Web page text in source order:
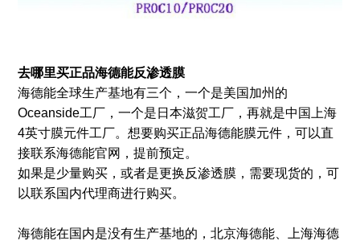
去哪里买正品海德能反渗透膜
海德能全球生产基地有三个，一个是美国加州的
Oceanside工厂，一个是日本滋贺工厂，再就是中国上海
4英寸膜元件工厂。想要购买正品海德能膜元件，可以直
接联系海德能官网，提前预定。
如果是少量购买，或者是更换反渗透膜，需要现货的，可
以联系国内代理商进行购买。
海德能在国内是没有生产基地的，北京海德能、上海海德